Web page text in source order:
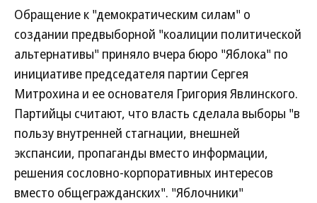
Обращение к "демократическим силам" о
создании предвыборной "коалиции политической
альтернативы" приняло вчера бюро "Яблока" по
инициативе председателя партии Сергея
Митрохина и ее основателя Григория Явлинского.
Партийцы считают, что власть сделала выборы "в
пользу внутренней стагнации, внешней
экспансии, пропаганды вместо информации,
решения сословно-корпоративных интересов
вместо общегражданских". "Яблочники"